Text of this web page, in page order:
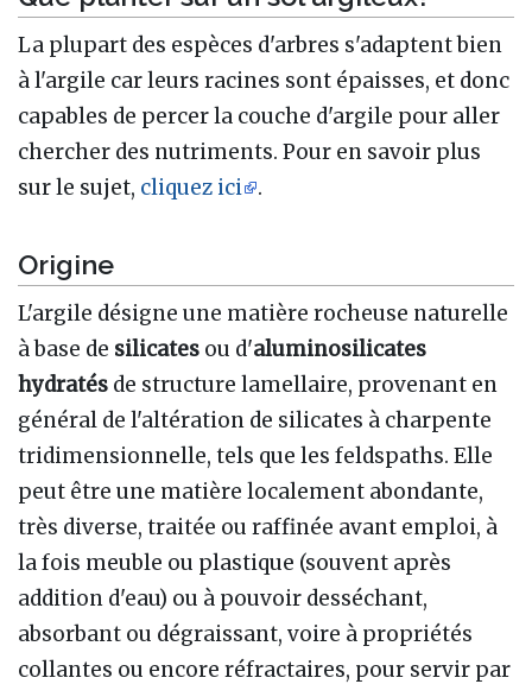
La plupart des espèces d'arbres s'adaptent bien
à l'argile car leurs racines sont épaisses, et donc
capables de percer la couche d'argile pour aller
chercher des nutriments. Pour en savoir plus
sur le sujet, cliquez ici .
Origine
L'argile désigne une matière rocheuse naturelle
à base de silicates ou d'aluminosilicates
hydratés de structure lamellaire, provenant en
général de l'altération de silicates à charpente
tridimensionnelle, tels que les feldspaths. Elle
peut être une matière localement abondante,
très diverse, traitée ou raffinée avant emploi, à
la fois meuble ou plastique (souvent après
addition d'eau) ou à pouvoir desséchant,
absorbant ou dégraissant, voire à propriétés
collantes ou encore réfractaires, pour servir par